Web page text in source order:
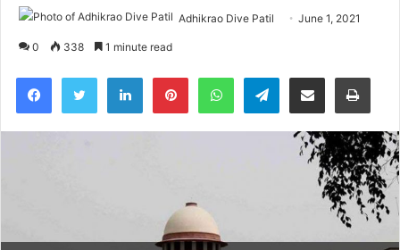
Adhikrao Dive Patil June 1, 2021
0 338 1 minute read
Facebook
TwitterLinkedInPinterestWhatsApp
Telegram
Share via Email